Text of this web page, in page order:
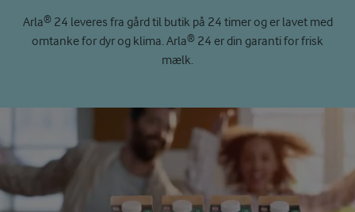
Arla® 24 leveres fra gård til butik på 24 timer og er lavet med
omtanke for dyr og klima. Arla® 24 er din garanti for frisk
mælk.